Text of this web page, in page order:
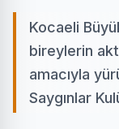
Kocaeli
bireylerin
amacıyla
Saygınlar